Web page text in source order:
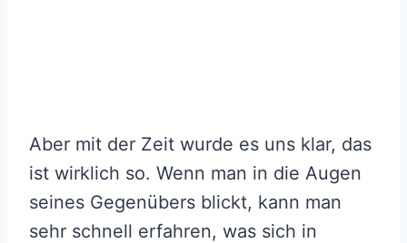
Aber mit der Zeit wurde es uns klar, das
ist wirklich so. Wenn man in die Augen
seines Gegenübers blickt, kann man
sehr schnell erfahren, was sich in